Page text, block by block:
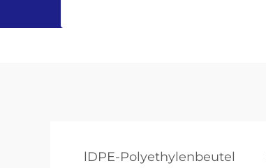
lDPE-Polyethylenbeutel